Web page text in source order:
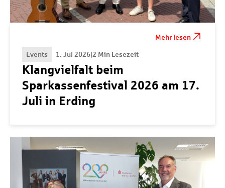
Mehr lesen
Events
1. Jul 2026|2 Min Lesezeit
Klangvielfalt beim
Sparkassenfestival 2026 am 17.
Juli in Erding